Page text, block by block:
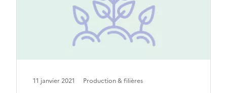
11 janvier 2021 Production & filières